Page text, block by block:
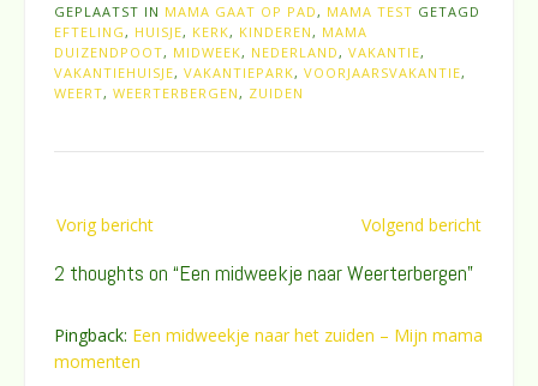
GEPLAATST IN MAMA GAAT OP PAD , MAMA TEST GETAGD
EFTELING , HUISJE, KERK, KINDEREN , MAMA
DUIZENDPOOT, MIDWEEK, NEDERLAND , VAKANTIE,
VAKANTIEHUISJE, VAKANTIEPARK, VOORJAARSVAKANTIE,
WEERT, WEERTERBERGEN , ZUIDEN
navigatie
Vorig bericht Volgend bericht
2 thoughts on “Een midweekje naar Weerterbergen”
Pingback: Een midweekje naar het zuiden – Mijn mama
momenten